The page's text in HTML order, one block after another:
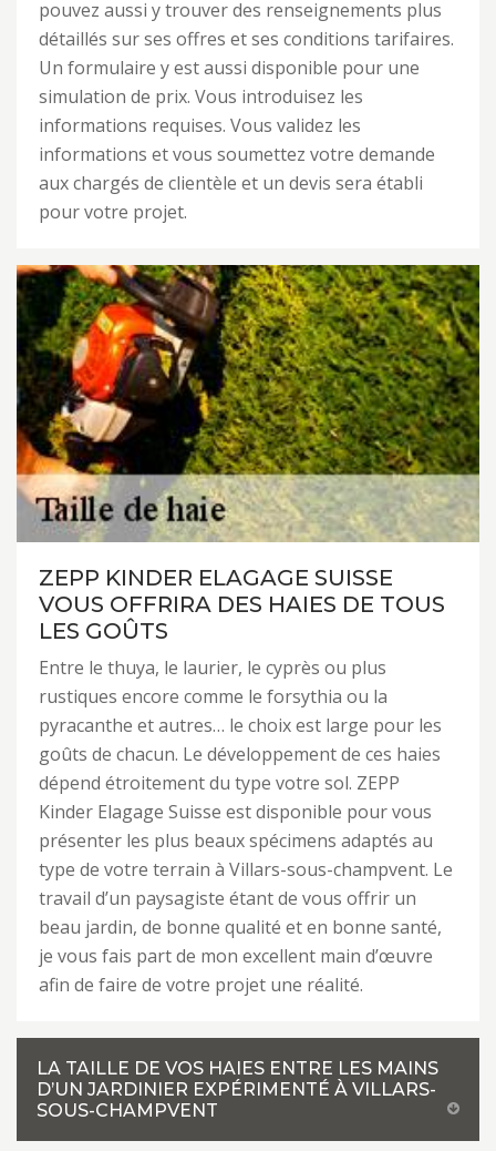
pouvez aussi y trouver des renseignements plus
détaillés sur ses offres et ses conditions tarifaires.
Un formulaire y est aussi disponible pour une
simulation de prix. Vous introduisez les
informations requises. Vous validez les
informations et vous soumettez votre demande
aux chargés de clientèle et un devis sera établi
pour votre projet.
ZEPP KINDER ELAGAGE SUISSE
VOUS OFFRIRA DES HAIES DE TOUS
LES GOÛTS
Entre le thuya, le laurier, le cyprès ou plus
rustiques encore comme le forsythia ou la
pyracanthe et autres… le choix est large pour les
goûts de chacun. Le développement de ces haies
dépend étroitement du type votre sol. ZEPP
Kinder Elagage Suisse est disponible pour vous
présenter les plus beaux spécimens adaptés au
type de votre terrain à Villars-sous-champvent. Le
travail d’un paysagiste étant de vous offrir un
beau jardin, de bonne qualité et en bonne santé,
je vous fais part de mon excellent main d’œuvre
afin de faire de votre projet une réalité.
LA TAILLE DE VOS HAIES ENTRE LES MAINS
D’UN JARDINIER EXPÉRIMENTÉ À VILLARS-
SOUS-CHAMPVENT